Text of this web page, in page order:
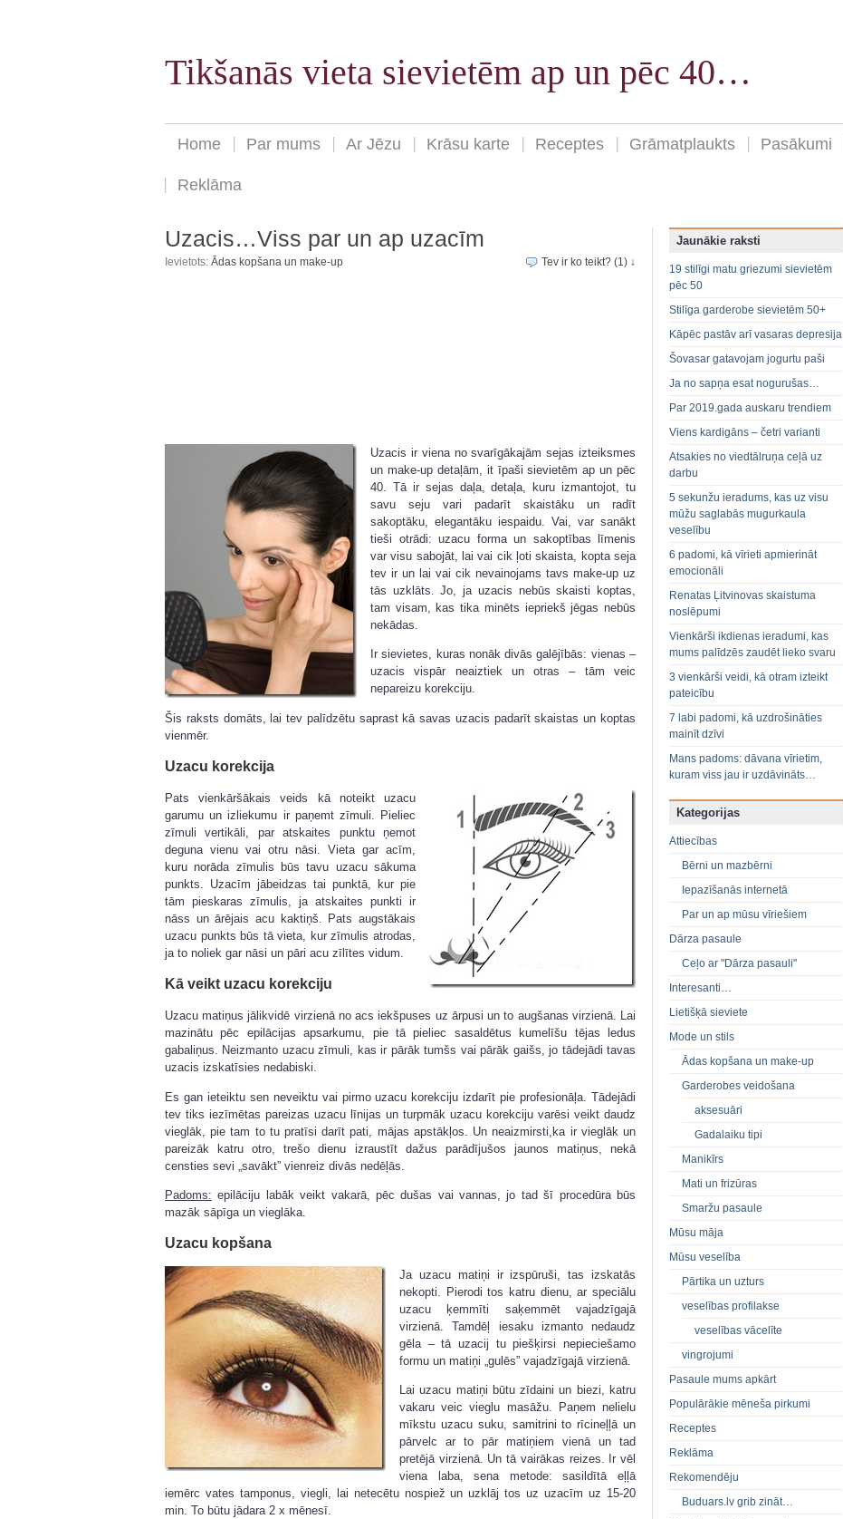
Tikšanās vieta sievietēm ap un pēc 40…
Home Par mums Ar Jēzu Krāsu karte Receptes Grāmatplaukts Pasākumi
Reklāma
Uzacis…Viss par un ap uzacīm
Ievietots: Ādas kopšana un make-up Tev ir ko teikt? (1) ↓
Uzacis ir viena no svarīgākajām sejas izteiksmes
un make-up detaļām, it īpaši sievietēm ap un pēc
40. Tā ir sejas daļa, detaļa, kuru izmantojot, tu
savu seju vari padarīt skaistāku un radīt
sakoptāku, elegantāku iespaidu. Vai, var sanākt
tieši otrādi: uzacu forma un sakoptības līmenis
var visu sabojāt, lai vai cik ļoti skaista, kopta seja
tev ir un lai vai cik nevainojams tavs make-up uz
tās uzklāts. Jo, ja uzacis nebūs skaisti koptas,
tam visam, kas tika minēts iepriekš jēgas nebūs
nekādas.
Ir sievietes, kuras nonāk divās galējībās: vienas –
uzacis vispār neaiztiek un otras – tām veic
nepareizu korekciju.
Šis raksts domāts, lai tev palīdzētu saprast kā savas uzacis padarīt skaistas un koptas
vienmēr.
Uzacu korekcija
Pats vienkāršākais veids kā noteikt uzacu
garumu un izliekumu ir paņemt zīmuli. Pieliec
zīmuli vertikāli, par atskaites punktu ņemot
deguna vienu vai otru nāsi. Vieta gar acīm,
kuru norāda zīmulis būs tavu uzacu sākuma
punkts. Uzacīm jābeidzas tai punktā, kur pie
tām pieskaras zīmulis, ja atskaites punkti ir
nāss un ārējais acu kaktiņš. Pats augstākais
uzacu punkts būs tā vieta, kur zīmulis atrodas,
ja to noliek gar nāsi un pāri acu zīlītes vidum.
Kā veikt uzacu korekciju
Uzacu matiņus jālikvidē virzienā no acs iekšpuses uz ārpusi un to augšanas virzienā. Lai
mazinātu pēc epilācijas apsarkumu, pie tā pieliec sasaldētus kumelīšu tējas ledus
gabaliņus. Neizmanto uzacu zīmuli, kas ir pārāk tumšs vai pārāk gaišs, jo tādejādi tavas
uzacis izskatīsies nedabiski.
Es gan ieteiktu sen neveiktu vai pirmo uzacu korekciju izdarīt pie profesionāļa. Tādejādi
tev tiks iezīmētas pareizas uzacu līnijas un turpmāk uzacu korekciju varēsi veikt daudz
vieglāk, pie tam to tu pratīsi darīt pati, mājas apstākļos. Un neaizmirsti,ka ir vieglāk un
pareizāk katru otro, trešo dienu izraustīt dažus parādījušos jaunos matiņus, nekā
censties sevi „savākt” vienreiz divās nedēļās.
Padoms: epilāciju labāk veikt vakarā, pēc dušas vai vannas, jo tad šī procedūra būs
mazāk sāpīga un vieglāka.
Uzacu kopšana
Ja uzacu matiņi ir izspūruši, tas izskatās
nekopti. Pierodi tos katru dienu, ar speciālu
uzacu ķemmīti saķemmēt vajadzīgajā
virzienā. Tamdēļ iesaku izmanto nedaudz
gēla – tā uzacij tu piešķirsi nepieciešamo
formu un matiņi „gulēs” vajadzīgajā virzienā.
Lai uzacu matiņi būtu zīdaini un biezi, katru
vakaru veic vieglu masāžu. Paņem nelielu
mīkstu uzacu suku, samitrini to rīcineļļā un
pārvelc ar to pār matiņiem vienā un tad
pretējā virzienā. Un tā vairākas reizes. Ir vēl
viena laba, sena metode: sasildītā eļļā
iemērc vates tamponus, viegli, lai netecētu nospiež un uzklāj tos uz uzacīm uz 15-20
min. To būtu jādara 2 x mēnesī.
Jaunākie raksti
19 stilīgi matu griezumi sievietēm
pēc 50
Stilīga garderobe sievietēm 50+
Kāpēc pastāv arī vasaras depresija
Šovasar gatavojam jogurtu paši
Ja no sapņa esat nogurušas…
Par 2019.gada auskaru trendiem
Viens kardigāns – četri varianti
Atsakies no viedtālruņa ceļā uz
darbu
5 sekunžu ieradums, kas uz visu
mūžu saglabās mugurkaula
veselību
6 padomi, kā vīrieti apmierināt
emocionāli
Renatas Ļitvinovas skaistuma
noslēpumi
Vienkārši ikdienas ieradumi, kas
mums palīdzēs zaudēt lieko svaru
3 vienkārši veidi, kā otram izteikt
pateicību
7 labi padomi, kā uzdrošināties
mainīt dzīvi
Mans padoms: dāvana vīrietim,
kuram viss jau ir uzdāvināts…
Kategorijas
Attiecības
Bērni un mazbērni
Iepazīšanās internetā
Par un ap mūsu vīriešiem
Dārza pasaule
Ceļo ar "Dārza pasauli"
Interesanti…
Lietišķā sieviete
Mode un stils
Ādas kopšana un make-up
Garderobes veidošana
aksesuāri
Gadalaiku tipi
Manikīrs
Mati un frizūras
Smaržu pasaule
Mūsu māja
Mūsu veselība
Pārtika un uzturs
veselības profilakse
veselības vācelīte
vingrojumi
Pasaule mums apkārt
Populārākie mēneša pirkumi
Receptes
Reklāma
Rekomendēju
Buduars.lv grib zināt…